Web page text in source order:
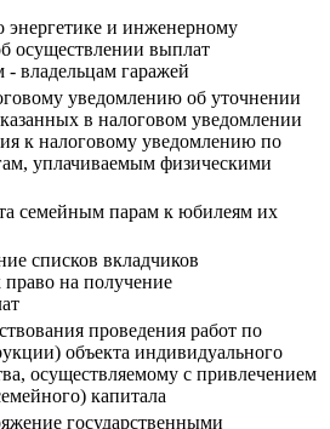
и инженерному
осуществлении выплат
владельцам гаражей
уведомлению об уточнении
в налоговом уведомлении
к налоговому уведомлению по
уплачиваемым физическими
семейным парам к юбилеям их
списков вкладчиков
на получение
проведения работ по
объекта индивидуального
осуществляемому с привлечением
капитала
государственными